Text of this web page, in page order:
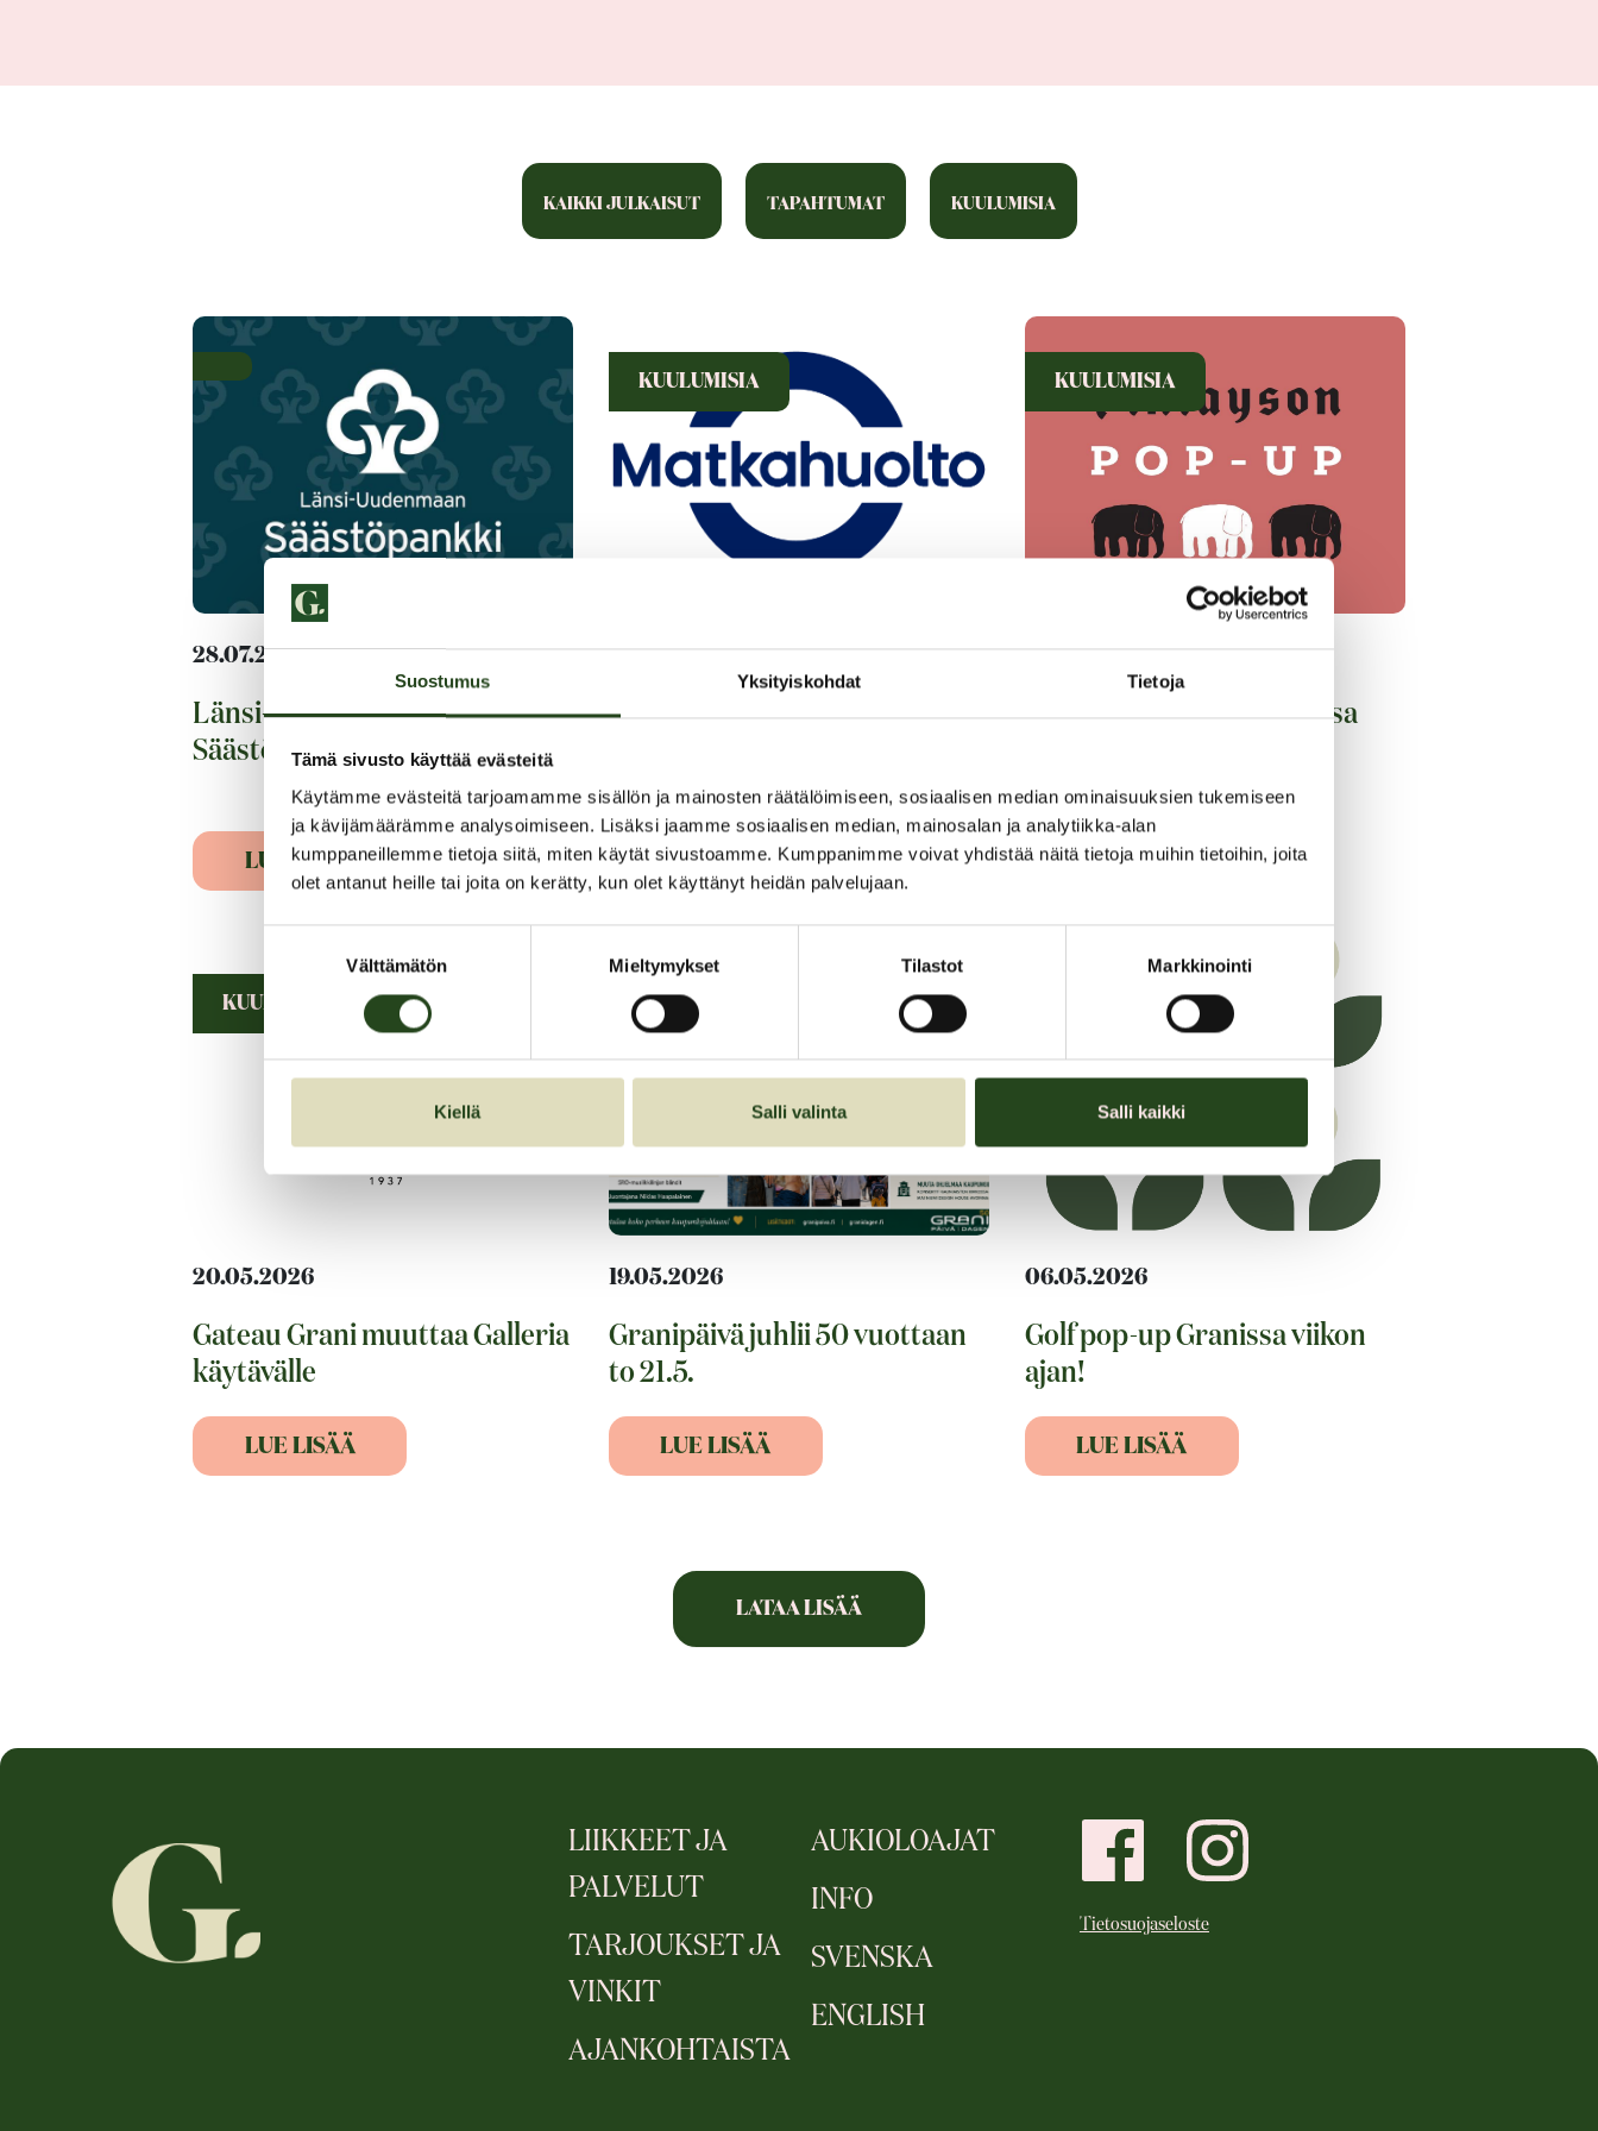
Suostumus Yksityiskohdat Tietoja
Tämä sivusto käyttää evästeitä
Käytämme evästeitä tarjoamamme sisällön ja mainosten räätälöimiseen, sosiaalisen median ominaisuuksien tukemiseen
ja kävijämäärämme analysoimiseen. Lisäksi jaamme sosiaalisen median, mainosalan ja analytiikka-alan
kumppaneillemme tietoja siitä, miten käytät sivustoamme. Kumppanimme voivat yhdistää näitä tietoja muihin tietoihin, joita
olet antanut heille tai joita on kerätty, kun olet käyttänyt heidän palvelujaan.
Välttämätön Mieltymykset Tilastot Markkinointi
Kiellä Salli valinta Salli kaikki
KAIKKI JULKAISUT TAPAHTUMAT KUULUMISIA
28.07.2026
Länsi-Uudenmaan
Säästöpankki syksyksi Graniin
LUE LISÄÄ
KUULUMISIA
22.06.2026
Pakettiautomaattivalikoima
Matkahuollon paketit Granista
LUE LISÄÄ
KUULUMISIA
16.06.2026
Finlayson pop-up Granissa
LUE LISÄÄ
KUULUMISIA
20.05.2026
Gateau Grani muuttaa Galleria
käytävälle
LUE LISÄÄ
TAPAHTUMA
19.05.2026
Granipäivä juhlii 50 vuottaan
to 21.5.
LUE LISÄÄ
KUULUMISIA
06.05.2026
Golf pop-up Granissa viikon
ajan!
LUE LISÄÄ
LATAA LISÄÄ
LIIKKEET JA
PALVELUT
TARJOUKSET JA
VINKIT
AJANKOHTAISTA
AUKIOLOAJAT
INFO
SVENSKA
ENGLISH
Tietosuojaseloste